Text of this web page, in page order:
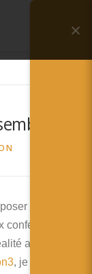
Menu
un article
conférences
augmentée
, je vous